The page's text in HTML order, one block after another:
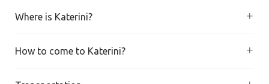
Where is Katerini?
How to come to Katerini?